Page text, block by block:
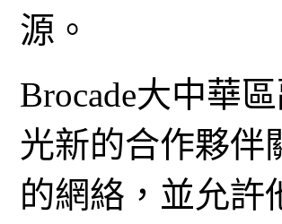
源。
Brocade大中華
光新的合作夥伴
的網絡，並允許